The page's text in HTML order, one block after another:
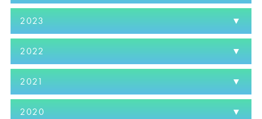
2023
2022
2021
2020